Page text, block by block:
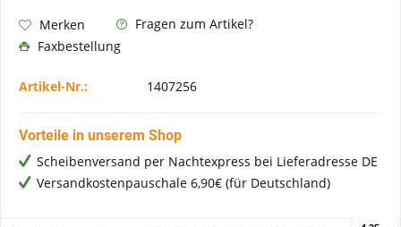
Merken
Fragen zum Artikel?
Faxbestellung
Artikel-Nr.: 1407256
Vorteile in unserem Shop
Scheibenversand per Nachtexpress bei Lieferadresse DE
Versandkostenpauschale 6,90€ (für Deutschland)